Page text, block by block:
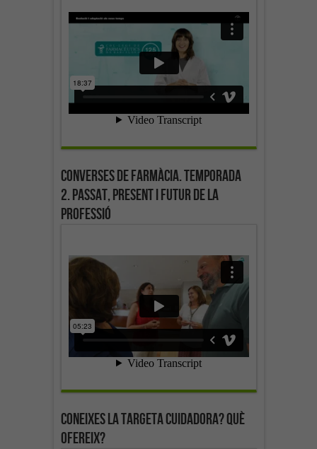
Converses de farmàcia. Temporada
2. Passat, present i futur de la
professió
Coneixes la targeta cuidadora? Què
ofereix?